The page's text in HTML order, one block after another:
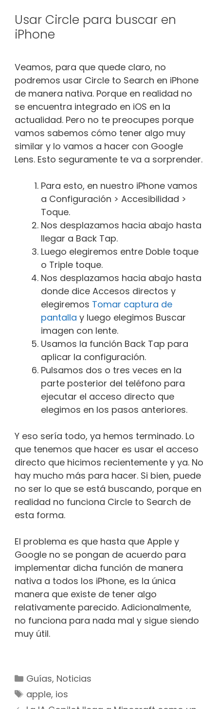
Usar Circle para buscar en
iPhone
Veamos, para que quede claro, no
podremos usar Circle to Search en iPhone
de manera nativa. Porque en realidad no
se encuentra integrado en iOS en la
actualidad. Pero no te preocupes porque
vamos sabemos cómo tener algo muy
similar y lo vamos a hacer con Google
Lens. Esto seguramente te va a sorprender.
Para esto, en nuestro iPhone vamos
a Configuración > Accesibilidad >
Toque.
Nos desplazamos hacia abajo hasta
llegar a Back Tap.
Luego elegiremos entre Doble toque
o Triple toque.
Nos desplazamos hacia abajo hasta
donde dice Accesos directos y
elegiremos Tomar captura de
pantalla y luego elegimos Buscar
imagen con lente.
Usamos la función Back Tap para
aplicar la configuración.
Pulsamos dos o tres veces en la
parte posterior del teléfono para
ejecutar el acceso directo que
elegimos en los pasos anteriores.
Y eso sería todo, ya hemos terminado. Lo
que tenemos que hacer es usar el acceso
directo que hicimos recientemente y ya. No
hay mucho más para hacer. Si bien, puede
no ser lo que se está buscando, porque en
realidad no funciona Circle to Search de
esta forma.
El problema es que hasta que Apple y
Google no se pongan de acuerdo para
implementar dicha función de manera
nativa a todos los iPhone, es la única
manera que existe de tener algo
relativamente parecido. Adicionalmente,
no funciona para nada mal y sigue siendo
muy útil.
Categorías
Guías, Noticias
Etiquetas
apple, ios